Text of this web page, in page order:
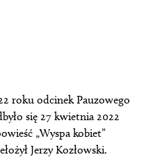
roku odcinek Pauzowego
się 27 kwietnia 2022
„Wyspa kobiet”
Jerzy Kozłowski.